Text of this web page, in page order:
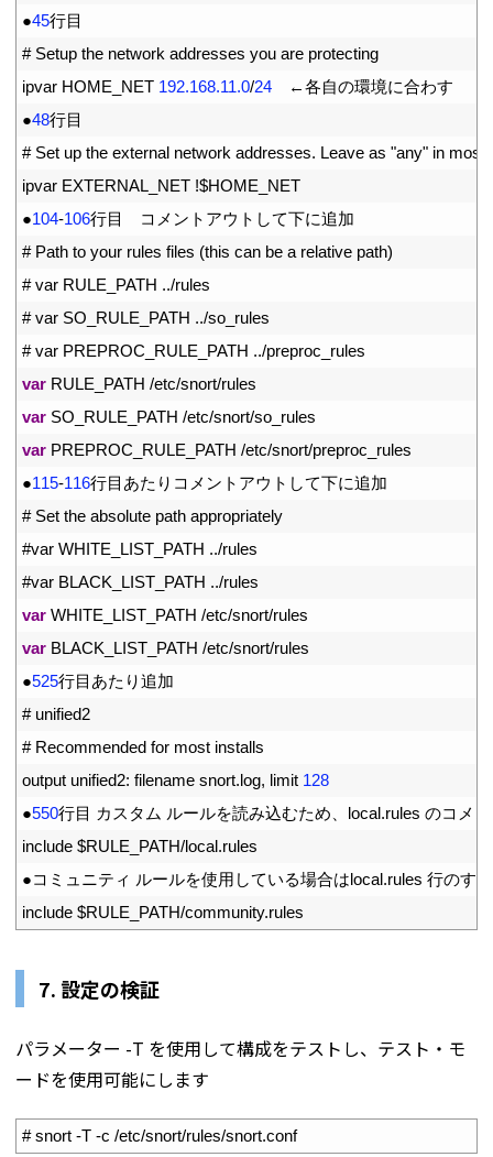
●45行目
# Setup the network addresses you are protecting
ipvar HOME NET 192.168.11.0/24 ←各自の環境に合わす
●48行目
# Set up the external network addresses. Leave as "any" in most
ipvar EXTERNAL_NET !$HOME NET
●104-106行目　コメントアウトして下に追加
# Path to your rules files (this can be a relative path)
# var RULE_PATH ../rules
# var SO_RULE_PATH ../so_rules
# var PREPROC_RULE_PATH ../preproc_rules
var RULE_PATH /etc/snort/rules
var SO_RULE_PATH /etc/snort/so_rules
var PREPROC_RULE_PATH /etc/snort/preproc rules
●115-116行目あたりコメントアウトして下に追加
# Set the absolute path appropriately
#var WHITE_LIST_PATH ../rules
#var BLACK_LIST_PATH ../rules
var WHITE_LIST_PATH /etc/snort/rules
var BLACK_LIST_PATH /etc/snort/rules
●525行目あたり追加
# unified2
# Recommended for most installs
output unified2: filename snort.log, limit 128
●550行目 カスタム ルールを読み込むため、 local.rules のコメ
include $RULE_PATH/local.rules
●コミュニティ ルールを使用している場合はlocal.rules 行のす
include $RULE_PATH/community.rules
7. 設定の検証
パラメーター -T を使用して構成をテストし、テスト・モ
ードを使用可能にします
# snort -T -c /etc/snort/rules/snort.conf